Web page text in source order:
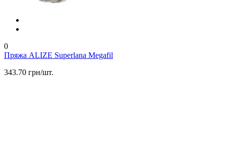
0
Пряжа ALIZE Superlana Megafil
343.70 грн/шт.